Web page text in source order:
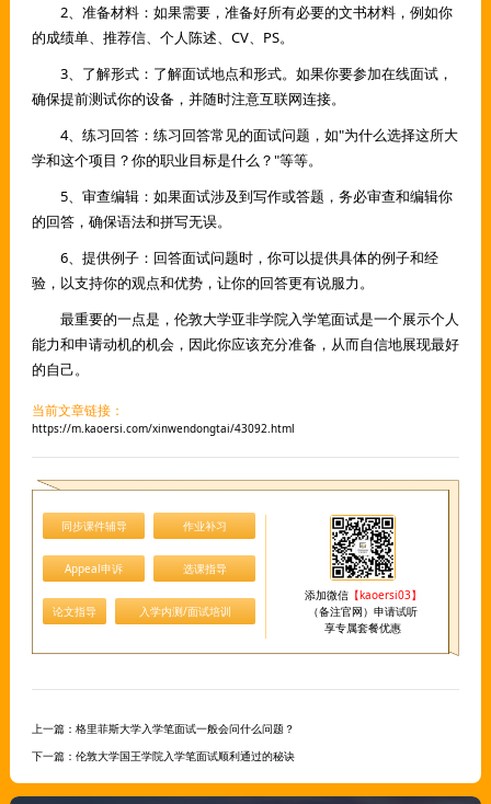
2、准备材料：如果需要，准备好所有必要的文书材料，例如你
的成绩单、推荐信、个人陈述、CV、PS。
3、了解形式：了解面试地点和形式。如果你要参加在线面试，
确保提前测试你的设备，并随时注意互联网连接。
4、练习回答：练习回答常见的面试问题，如"为什么选择这所大
学和这个项目？你的职业目标是什么？"等等。
5、审查编辑：如果面试涉及到写作或答题，务必审查和编辑你
的回答，确保语法和拼写无误。
6、提供例子：回答面试问题时，你可以提供具体的例子和经
验，以支持你的观点和优势，让你的回答更有说服力。
最重要的一点是，伦敦大学亚非学院入学笔面试是一个展示个人
能力和申请动机的机会，因此你应该充分准备，从而自信地展现最好
的自己。
当前文章链接：
https://m.kaoersi.com/xinwendongtai/43092.html
同步课件辅导 作业补习
Appeal申诉 选课指导
论文指导 入学内测/面试培训
添加微信【kaoersi03】
（备注官网）申请试听
享专属套餐优惠
上一篇： 格里菲斯大学入学笔面试一般会问什么问题？
下一篇： 伦敦大学国王学院入学笔面试顺利通过的秘诀